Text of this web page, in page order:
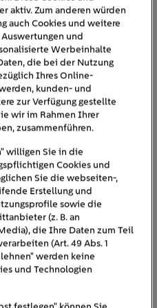
schlecht gedämmt werden
über Türen oder
enthält auch
und schreibt
Wohnungen sich im
aktiv. Zum anderen würden
auch Cookies und weitere
und
Werbeinhalte
die bei der Nutzung
Ihres Online-
kunden- und
zur Verfügung gestellte
wir im Rahmen Ihrer
zusammenführen.
willigen Sie in die
Cookies und
Sie die webseiten-,
Erstellung und
sowie die
(z. B. an
die Ihre Daten zum Teil
(Art. 49 Abs. 1
werden keine
und Technologien